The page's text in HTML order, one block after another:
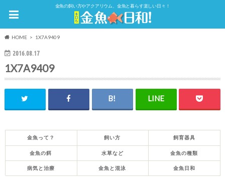
金魚の飼い方やアクアリウム、金魚と暮らす楽しい日々！
HOME 1X7A9409
2016.08.17
1X7A9409
金魚って？ 飼い方 飼育器具
金魚の餌 水草など 金魚の種類
病気と治療 金魚と混泳 金魚日和